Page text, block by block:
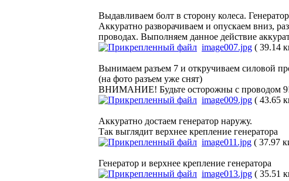
Выдавливаем болт в сторону колеса. Генератор
Аккуратно разворачиваем и опускаем вниз,
проводах. Выполняем данное действие
image007.jpg ( 39.14
Вынимаем разъем 7 и откручиваем силовой
(на фото разъем уже снят)
ВНИМАНИЕ! Будьте осторожны с проводом 9!!!
image009.jpg ( 43.65
Аккуратно достаем генератор наружу.
Так выглядит верхнее крепление генератора
image011.jpg ( 37.97
Генератор и верхнее крепление генератора
image013.jpg ( 35.51